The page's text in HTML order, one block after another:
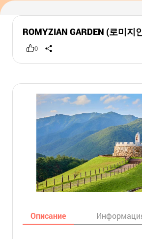
ROMYZIAN GARDEN (로미지
0
Описание